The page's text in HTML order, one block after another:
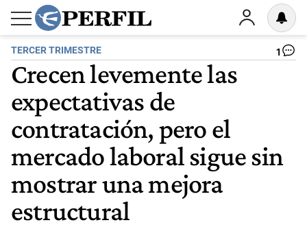
TERCER TRIMESTRE 1
Crecen levemente las
expectativas de
contratación, pero el
mercado laboral sigue sin
mostrar una mejora
estructural